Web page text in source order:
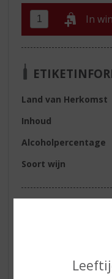
In
Land van Herkomst
Inhoud
Alcoholpercentage
Soort wijn
Er zijn nog geen